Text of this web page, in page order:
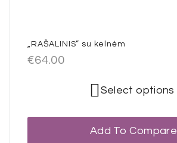
„RAŠALINIS” su kelnėm
€64.00
Select options
Add To Compare